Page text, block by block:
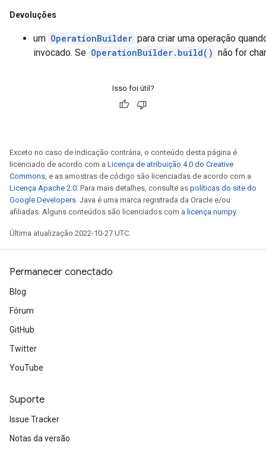
Devoluções
um OperationBuilder para criar uma operação
invocado. Se OperationBuilder.build() não for
Isso foi útil?
Exceto no caso de indicação contrária, o conteúdo desta página é
licenciado de acordo com a Licença de atribuição 4.0 do Creative
Commons, e as amostras de código são licenciadas de acordo com a
Licença Apache 2.0. Para mais detalhes, consulte as políticas do site do
Google Developers. Java é uma marca registrada da Oracle e/ou
afiliadas. Alguns conteúdos são licenciados com a licença numpy.
Última atualização 2022-10-27 UTC.
Permanecer conectado
Blog
Fórum
GitHub
Twitter
YouTube
Suporte
Issue Tracker
Notas da versão